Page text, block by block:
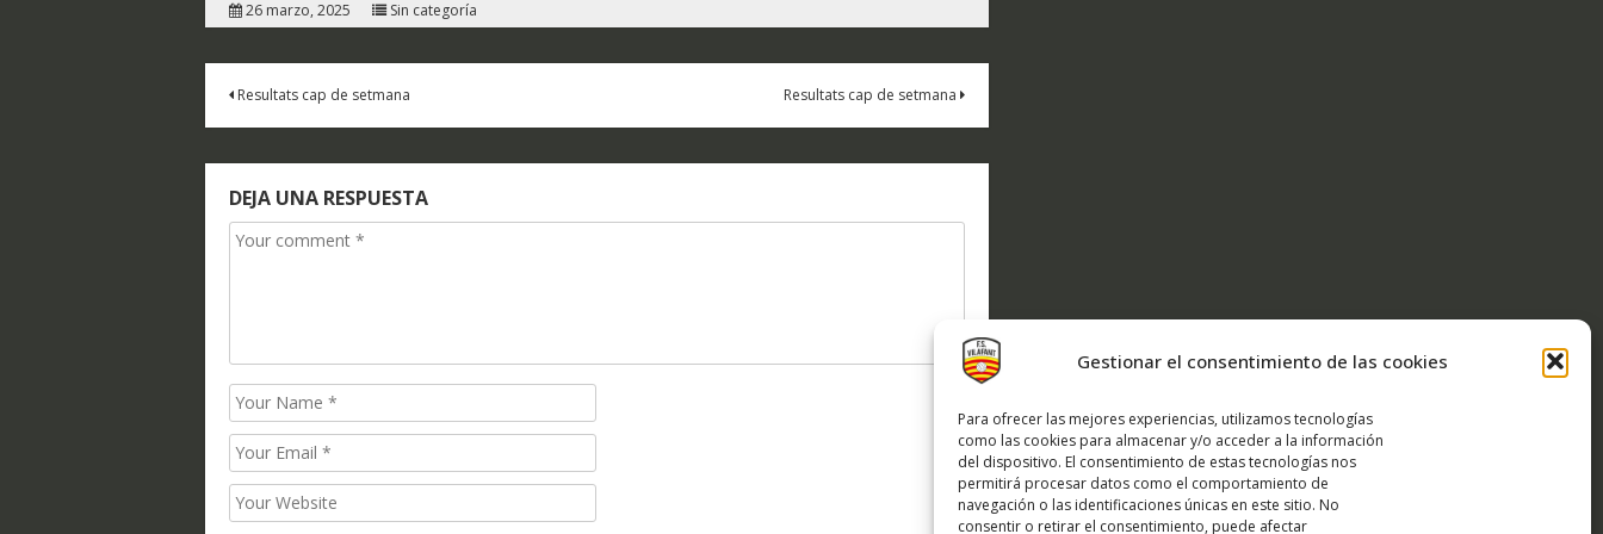
Gestionar el consentimiento de las cookies
Para ofrecer las mejores experiencias, utilizamos tecnologías
como las cookies para almacenar y/o acceder a la información
del dispositivo. El consentimiento de estas tecnologías nos
permitirá procesar datos como el comportamiento de
navegación o las identificaciones únicas en este sitio. No
consentir o retirar el consentimiento, puede afectar
26 marzo, 2025 Sin categoría
Navegación
de
entradas
Resultats cap de setmana Resultats cap de setmana
DEJA UNA RESPUESTA
Comment
Name
Email
Website